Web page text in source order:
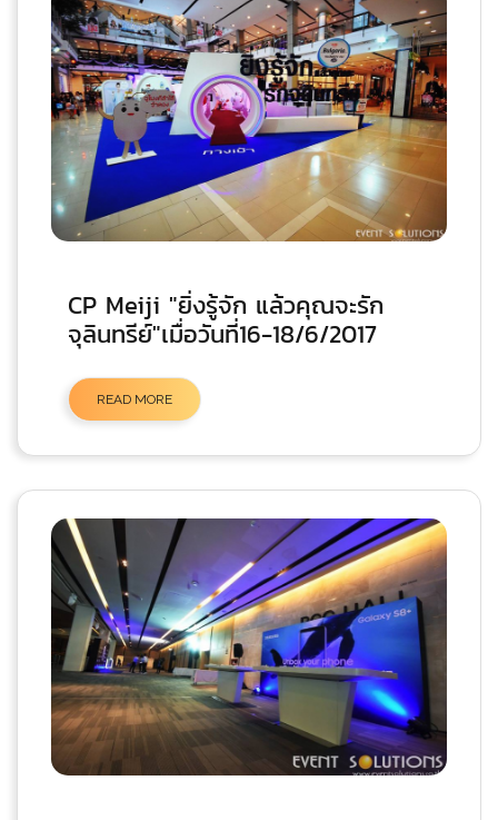
CP Meiji "ยิ่งรู้จัก แล้วคุณจะรัก
จุลินทรีย์"เมื่อวันที่16-18/6/2017
READ MORE